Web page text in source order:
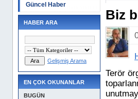
Güncel Haber
HABER ARA
Gelişmiş Arama
EN ÇOK OKUNANLAR
BUGÜN
Biz
Terör